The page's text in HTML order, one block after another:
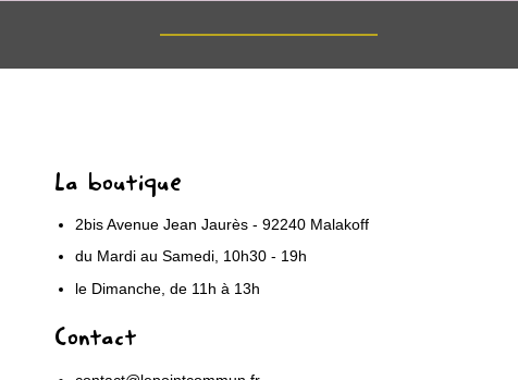
La boutique
2bis Avenue Jean Jaurès - 92240 Malakoff
du Mardi au Samedi, 10h30 - 19h
le Dimanche, de 11h à 13h
Contact